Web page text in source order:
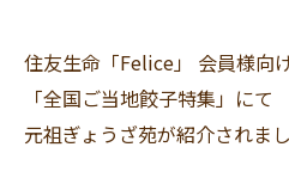
住友生命「Felice」 会員様向
「全国ご当地餃子特集」にて
元祖ぎょうざ苑が紹介されま